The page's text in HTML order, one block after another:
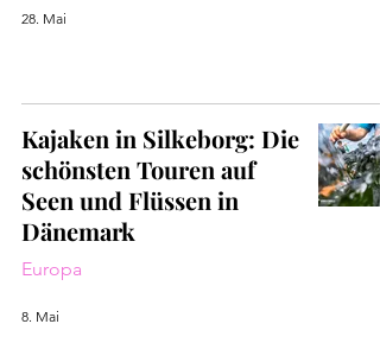
28. Mai
Kajaken in Silkeborg: Die
schönsten Touren auf
Seen und Flüssen in
Dänemark
Europa
8. Mai